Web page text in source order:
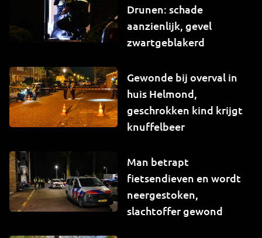
Drunen: schade
aanzienlijk, gevel
zwartgeblakerd
Gewonde bij overval in
huis Helmond,
geschrokken kind krijgt
knuffelbeer
Man betrapt
fietsendieven en wordt
neergestoken,
slachtoffer gewond